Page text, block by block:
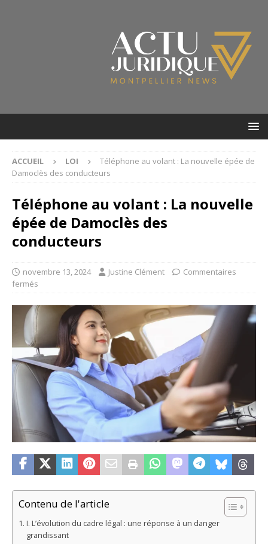
ACCUEIL LOI
Téléphone au volant : La nouvelle épée de
Damoclès des conducteurs
Téléphone au volant : La nouvelle
épée de Damoclès des
conducteurs
novembre 13, 2024 Justine Clément
Commentaires
fermés
Contenu de l'article
I. L’évolution du cadre légal : une réponse à un danger
grandissant